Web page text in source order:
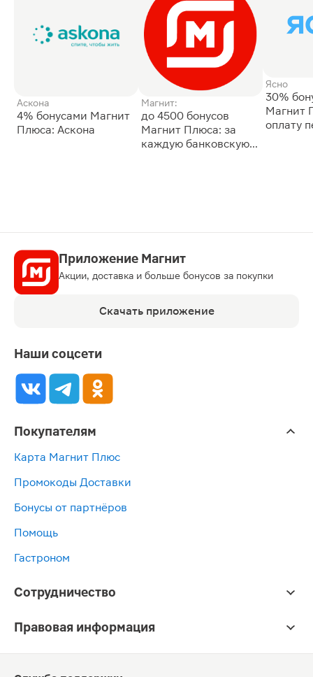
Аскона
4% бонусами Магнит
Плюса: Аскона
Магнит:
до 4500 бонусов
Магнит Плюса: за
каждую банковскую
Ясно
30%
Магнит
оплату
Приложение Магнит
Акции, доставка и больше бонусов за покупки
Скачать приложение
Наши соцсети
Покупателям
Карта Магнит Плюс
Промокоды Доставки
Бонусы от партнёров
Помощь
Гастроном
Сотрудничество
Правовая информация